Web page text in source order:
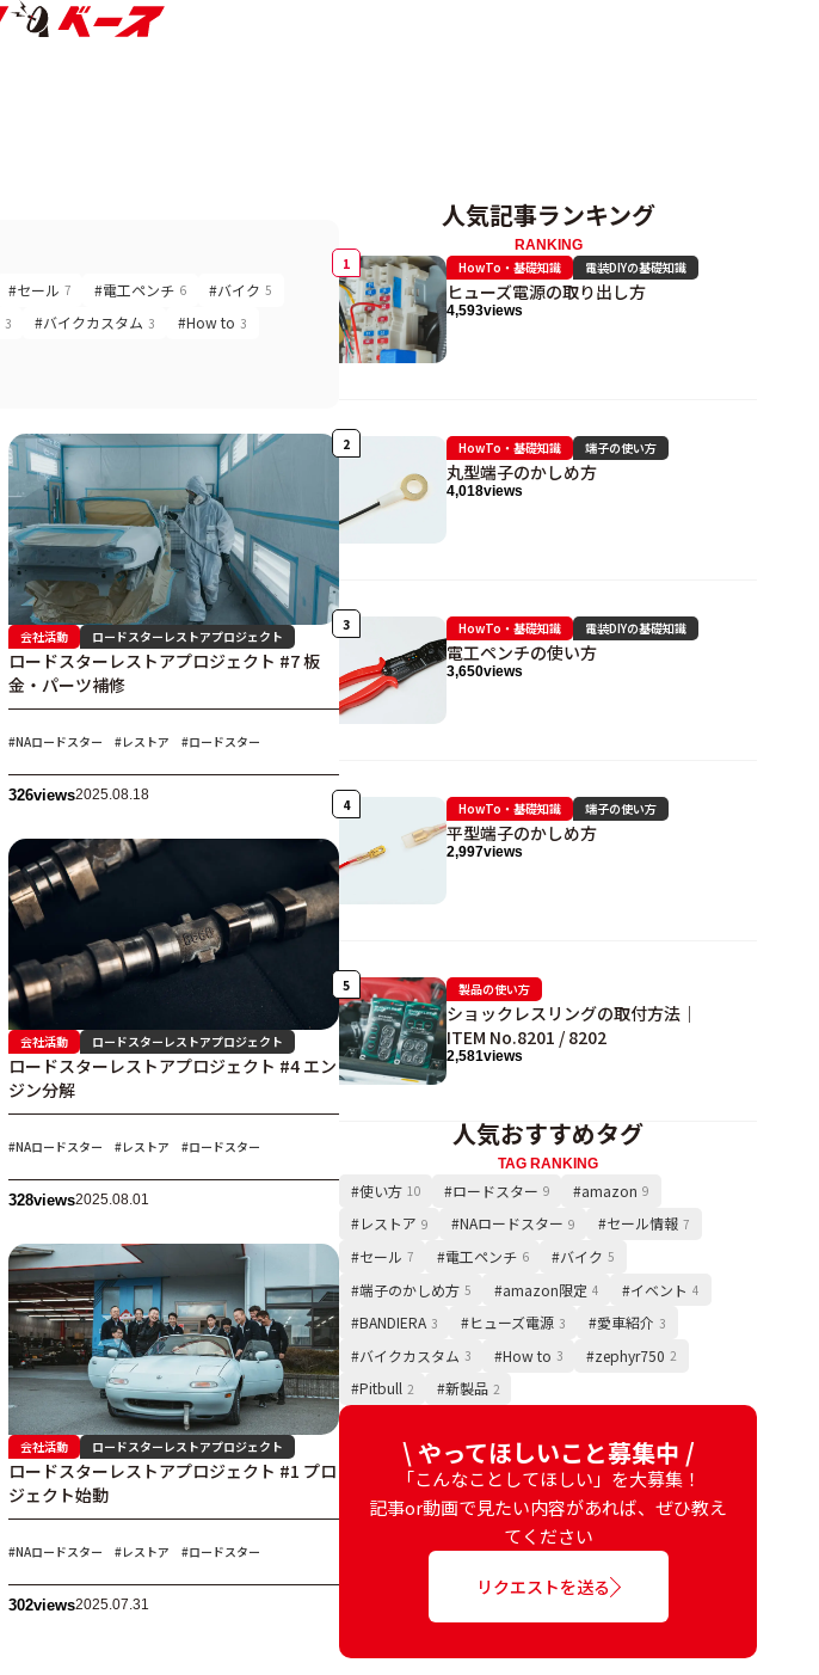
#セール 7 #電工ペンチ 6 #バイク 5
3 #バイクカスタム 3 #How to 3
会社活動 ロードスターレストアプロジェクト
ロードスターレストアプロジェクト #7 板
金・パーツ補修
#NAロードスター #レストア #ロードスター
326views2025.08.18
会社活動 ロードスターレストアプロジェクト
ロードスターレストアプロジェクト #4 エン
ジン分解
#NAロードスター #レストア #ロードスター
328views2025.08.01
会社活動 ロードスターレストアプロジェクト
ロードスターレストアプロジェクト #1 プロ
ジェクト始動
#NAロードスター #レストア #ロードスター
302views2025.07.31
人気記事ランキング
RANKING
HowTo・基礎知識 電装DIYの基礎知識
ヒューズ電源の取り出し方
4,593views
HowTo・基礎知識 端子の使い方
丸型端子のかしめ方
4,018views
HowTo・基礎知識 電装DIYの基礎知識
電工ペンチの使い方
3,650views
HowTo・基礎知識 端子の使い方
平型端子のかしめ方
2,997views
製品の使い方
ショックレスリングの取付方法｜
ITEM No.8201 / 8202
2,581views
人気おすすめタグ
TAG RANKING
#使い方 10 #ロードスター 9 #amazon 9
#レストア 9 #NAロードスター 9 #セール情報 7
#セール 7 #電工ペンチ 6 #バイク 5
#端子のかしめ方 5 #amazon限定 4 #イベント 4
#BANDIERA 3 #ヒューズ電源 3 #愛車紹介 3
#バイクカスタム 3 #How to 3 #zephyr750 2
#Pitbull 2 #新製品 2
\ やってほしいこと募集中 /
「こんなことしてほしい」を大募集！
記事or動画で見たい内容があれば、ぜひ教え
てください
リクエストを送る